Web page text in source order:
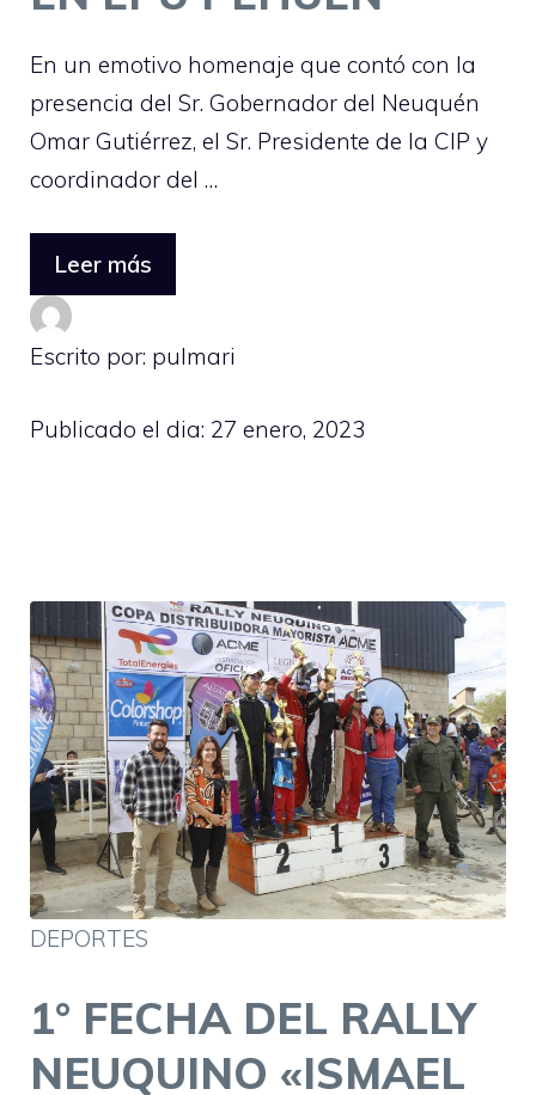
En un emotivo homenaje que contó con la
presencia del Sr. Gobernador del Neuquén
Omar Gutiérrez, el Sr. Presidente de la CIP y
coordinador del …
Leer más
Escrito por: pulmari
Publicado el dia: 27 enero, 2023
DEPORTES
1° FECHA DEL RALLY
NEUQUINO «ISMAEL